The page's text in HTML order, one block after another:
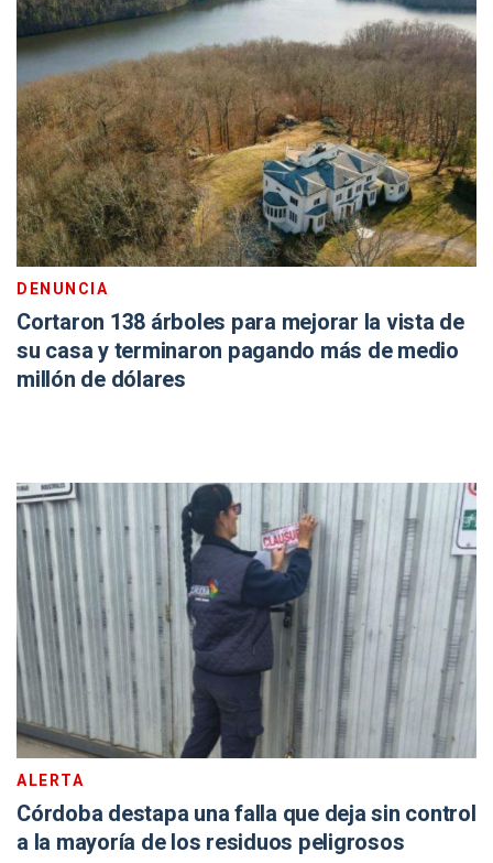
DENUNCIA
Cortaron 138 árboles para mejorar la vista de
su casa y terminaron pagando más de medio
millón de dólares
ALERTA
Córdoba destapa una falla que deja sin control
a la mayoría de los residuos peligrosos